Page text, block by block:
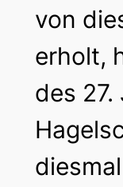
von
erholt,
des